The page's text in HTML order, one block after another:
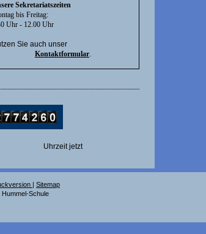
Sekretariatszeiten
bis Freitag:
Uhr - 12.00 Uhr
Sie auch unser
Kontaktformular.
Uhrzeit jetzt
| Sitemap
Schule